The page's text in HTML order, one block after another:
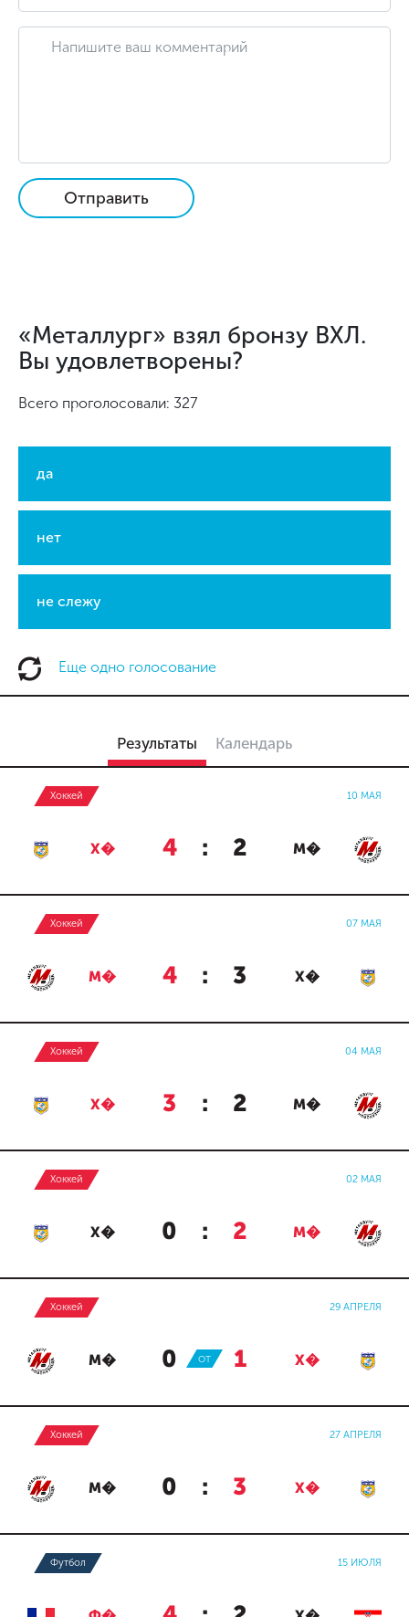
Отправить
«Металлург» взял бронзу ВХЛ.
Вы удовлетворены?
Всего проголосовали: 327
да
нет
не слежу
Еще одно голосование
Результаты Календарь
Хоккей 10 МАЯ
Х� 4 : 2 М�
Хоккей 07 МАЯ
М� 4 : 3 Х�
Хоккей 04 МАЯ
Х� 3 : 2 М�
Хоккей 02 МАЯ
Х� 0 : 2 М�
Хоккей 29 АПРЕЛЯ
М� 0 : 1 Х�
ОТ
Хоккей 27 АПРЕЛЯ
М� 0 : 3 Х�
Футбол 15 ИЮЛЯ